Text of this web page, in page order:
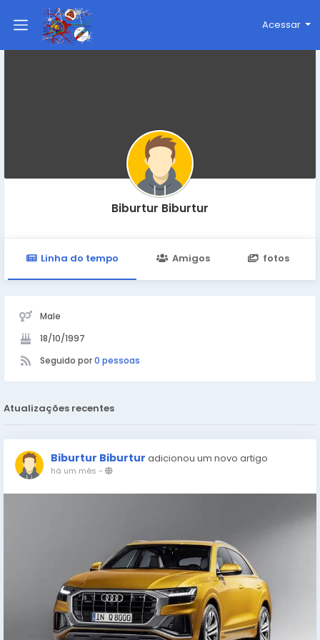
Acessar
Biburtur Biburtur
Linha do tempo Amigos fotos
Male
18/10/1997
Seguido por0 pessoas
Atualizações recentes
Biburtur Biburtur adicionou um novo artigo
há um mês -